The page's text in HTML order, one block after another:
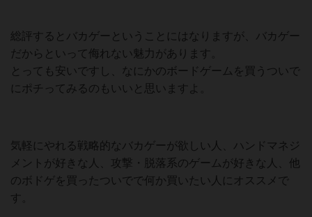
総評するとバカゲーということにはなりますが、バカゲー
だからといって侮れない魅力があります。
とっても安いですし、なにかのボードゲームを買うついで
にポチってみるのもいいと思いますよ。
気軽にやれる戦略的なバカゲーが欲しい人、ハンドマネジ
メントが好きな人、攻撃・脱落系のゲームが好きな人、他
のボドゲを買ったついでで何か買いたい人にオススメで
す。